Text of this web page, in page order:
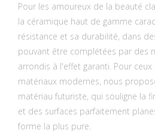
Pour les amoureux de la beauté
la céramique haut de gamme
résistance et sa durabilité, dans
pouvant être complétées par des
arrondis à l'effet garanti. Pour
matériaux modernes, nous
matériau futuriste, qui souligne la
et des surfaces parfaitement
forme la plus pure.